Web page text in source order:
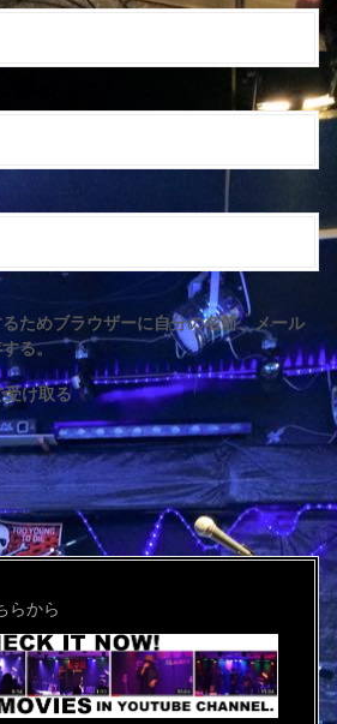
ためブラウザーに自分の名前、メール
る。
け取る
らから